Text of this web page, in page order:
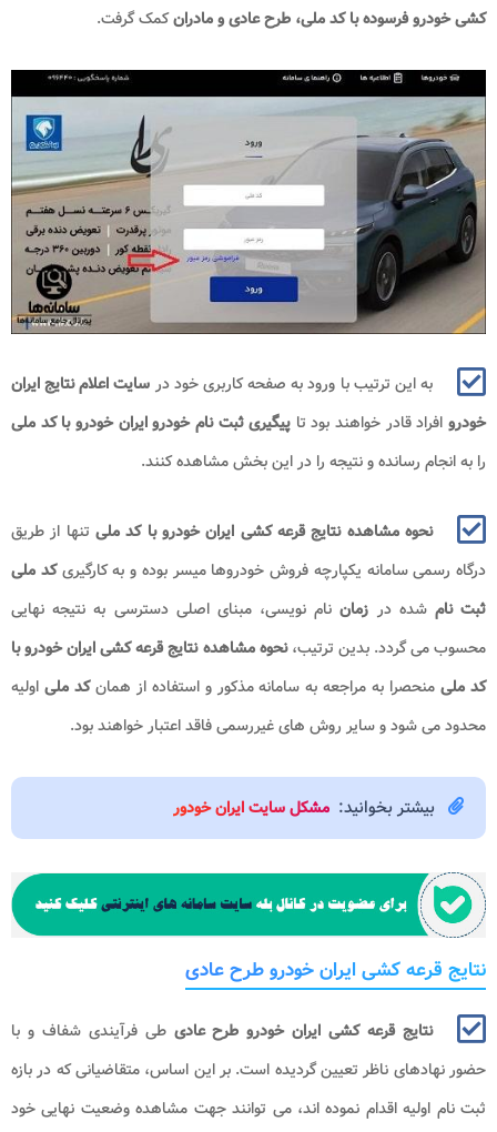
کشی خودرو فرسوده با کد ملی، طرح عادی و مادرانکمک گرفت.
به این ترتیب با ورود به صفحه کاربری خود در سایت اعلام نتایج ایران
خودرو افراد قادر خواهند بود تا پیگیری ثبت نام خودرو ایران خودرو با کد ملی
را به انجام رسانده و نتیجه را در این بخش مشاهده کنند.
نحوه مشاهده نتایج قرعه کشی ایران خودرو با کد ملی تنها از طریق
درگاه رسمی سامانه یکپارچه فروش خودروها میسر بوده و به کارگیریکد ملی
ثبت نامشده در زمان نام نویسی، مبنای اصلی دسترسی به نتیجه نهایی
محسوب می گردد. بدین ترتیب،نحوه مشاهده نتایج قرعه کشی ایران خودرو با
کد ملیمنحصرا به مراجعه به سامانه مذکور و استفاده از همانکد ملی اولیه
محدود می شود و سایر روش های غیررسمی فاقد اعتبار خواهند بود.
بیشتر بخوانید: مشکل سایت ایران خودور
نتایج قرعه کشی ایران خودرو طرح عادی
نتایج قرعه کشی ایران خودرو طرح عادی طی فرآیندی شفاف و با
حضور نهادهای ناظر تعیین گردیده است. بر این اساس، متقاضیانی که در بازه
ثبت نام اولیه اقدام نموده اند، می توانند جهت مشاهده وضعیت نهایی خود